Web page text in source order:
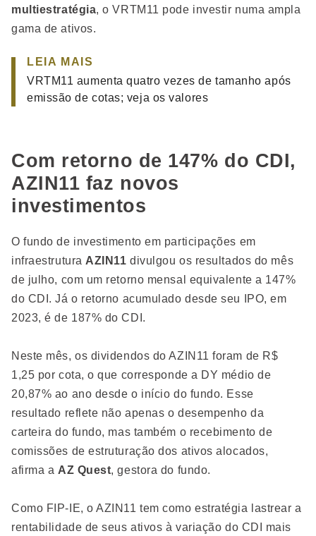
multiestratégia, o VRTM11 pode investir numa ampla
gama de ativos.
LEIA MAIS
VRTM11 aumenta quatro vezes de tamanho após
emissão de cotas; veja os valores
Com retorno de 147% do CDI,
AZIN11 faz novos
investimentos
O fundo de investimento em participações em
infraestrutura AZIN11 divulgou os resultados do mês
de julho, com um retorno mensal equivalente a 147%
do CDI. Já o retorno acumulado desde seu IPO, em
2023, é de 187% do CDI.
Neste mês, os dividendos do AZIN11 foram de R$
1,25 por cota, o que corresponde a DY médio de
20,87% ao ano desde o início do fundo. Esse
resultado reflete não apenas o desempenho da
carteira do fundo, mas também o recebimento de
comissões de estruturação dos ativos alocados,
afirma a AZ Quest, gestora do fundo.
Como FIP-IE, o AZIN11 tem como estratégia lastrear a
rentabilidade de seus ativos à variação do CDI mais